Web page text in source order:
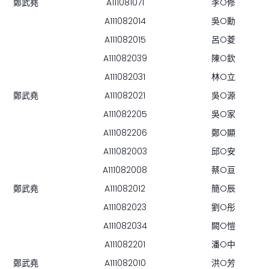
鄭武堯
A111081071
李O修
A111082014
吳O勳
A111082015
呂O菱
鄭武堯
A111082039 陳O欽
A111082031
林O立
A111082021
吳O源
A111082205
吳O家
A111082206
鄭O顯
鄭武堯
A111082003 邱O安
A111082008
蔡O亘
A111082012
簡O辰
A111082023
劉O彤
A111082034
闕O愷
鄭武堯
A111082201
潘O中
A111082010
洪O芳